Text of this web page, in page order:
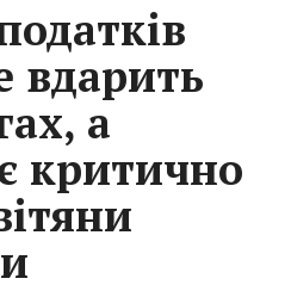
вдарить
а
критично